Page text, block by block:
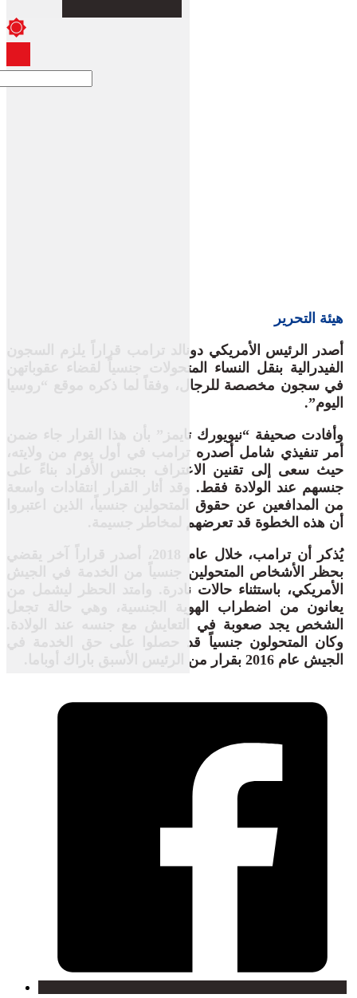
هيئة التحرير
أصدر الرئيس الأمريكي دونالد ترامب قراراً يلزم السجون
الفيدرالية بنقل النساء المتحولات جنسياً لقضاء عقوباتهن
في سجون مخصصة للرجال، وفقاً لما ذكره موقع “روسيا
اليوم”.
وأفادت صحيفة “نيويورك تايمز” بأن هذا القرار جاء ضمن
أمر تنفيذي شامل أصدره ترامب في أول يوم من ولايته،
حيث سعى إلى تقنين الاعتراف بجنس الأفراد بناءً على
جنسهم عند الولادة فقط. وقد أثار القرار انتقادات واسعة
من المدافعين عن حقوق المتحولين جنسياً، الذين اعتبروا
أن هذه الخطوة قد تعرضهم لمخاطر جسيمة.
بحظر الأشخاص المتحولين جنسياً من الخدمة في الجيش
الأمريكي، باستثناء حالات نادرة. وامتد الحظر ليشمل من
يعانون من اضطراب الهوية الجنسية، وهي حالة تجعل
الشخص يجد صعوبة في التعايش مع جنسه عند الولادة.
وكان المتحولون جنسياً قد حصلوا على حق الخدمة في
الجيش عام 2016 بقرار من الرئيس الأسبق باراك أوباما.